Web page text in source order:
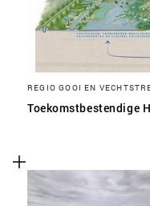
REGIO GOOI EN
Toekomstbestendige